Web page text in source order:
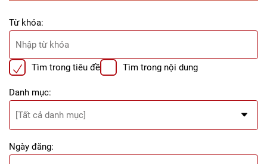
Từ khóa:
Tìm trong tiêu đề Tìm trong nội dung
Danh mục:
Ngày đăng: